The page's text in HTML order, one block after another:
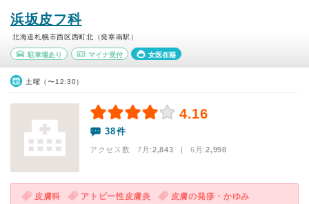
浜坂皮フ科
北海道札幌市西区西町北（発寒南駅）
駐車場あり マイナ受付 女医在籍
土曜（〜12:30）
4.16
38件
アクセス数 7月:2,843 | 6月:2,998
皮膚科 アトピー性皮膚炎
皮膚の発疹・かゆみ